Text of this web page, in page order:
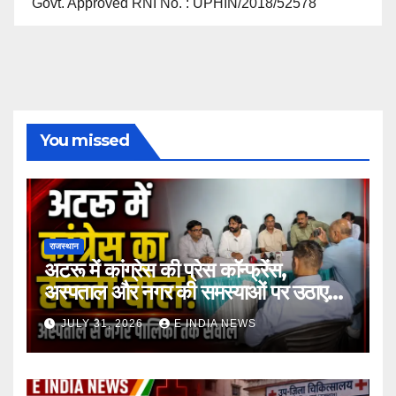
You missed
राजस्थान
अटरू में कांग्रेस की प्रेस कॉन्फ्रेंस,
अस्पताल और नगर की समस्याओं पर उठाए
सवाल
JULY 31, 2026 E INDIA NEWS